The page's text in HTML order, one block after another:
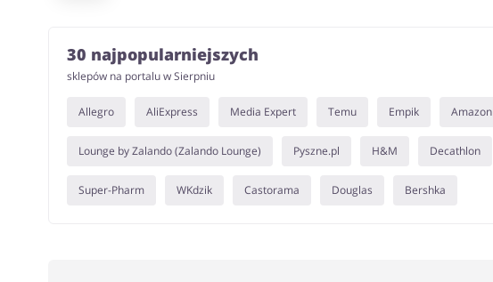
30 najpopularniejszych
sklepów na portalu w Sierpniu
Allegro AliExpress Media Expert Temu Empik Amazon
Lounge by Zalando (Zalando Lounge) Pyszne.pl H&M Decathlon
Super-Pharm WKdzik Castorama Douglas Bershka